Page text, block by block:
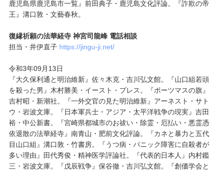
鹿児島県鹿児島市一覧』前田典子・鹿児島文化評論。『詐欺の帝
王』溝口敦・文藝春秋。
復縁祈願の法華経寺 神宮司龍峰 電話相談
担当・井伊直子 https://jingu-ji.net/
令和3年09月13日
『大久保利通と明治維新』佐々木克・吉川弘文館。『山口組若頭
を殺った男』木村勝美・イースト・プレス。『ポーツマスの旗』
吉村昭・新潮社。『一外交官の見た明治維新』アーネスト・サト
ウ・岩波文庫。『日本軍兵士・アジア・太平洋戦争の現実』吉田
裕・中公新書。『宮崎県都城市のお祓い・除霊・厄払い・悪霊憑
依退散の法華経寺』南青山・肥前文化評論。『カネと暴力と五代
目山口組』溝口敦・竹書房。『うつ病・パニック障害に自殺者が
多い理由』田代秀俊・精神医学評論社。『代表的日本人』内村鑑
三・岩波文庫。『戊辰戦争』保谷徹・吉川弘文館。『創価学会と